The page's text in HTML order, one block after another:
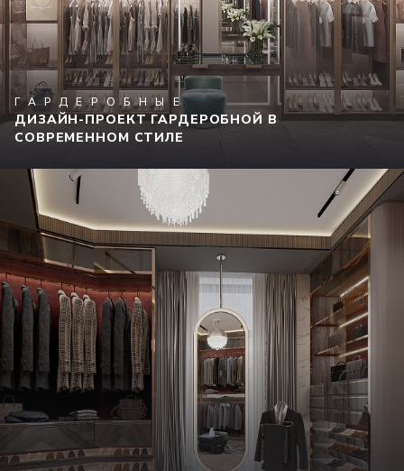
ГАРДЕРОБНЫЕ
ДИЗАЙН-ПРОЕКТ ГАРДЕРОБНОЙ В
СОВРЕМЕННОМ СТИЛЕ